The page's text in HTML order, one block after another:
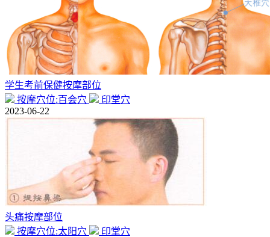
学生考前保健按摩部位
按摩穴位:百会穴
印堂穴
2023-06-22
头痛按摩部位
按摩穴位:太阳穴
印堂穴